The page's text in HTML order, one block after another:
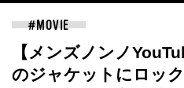
【メンズノンノ
のジャケットにロッ